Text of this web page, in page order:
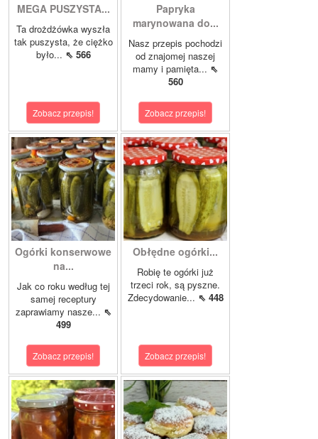
MEGA PUSZYSTA...
Ta drożdżówka wyszła
tak puszysta, że ciężko
było... ⇖ 566
Zobacz przepis!
Papryka
marynowana do...
Nasz przepis pochodzi
od znajomej naszej
mamy i pamięta... ⇖
560
Zobacz przepis!
Ogórki konserwowe
na...
Jak co roku według tej
samej receptury
zaprawiamy nasze... ⇖
499
Zobacz przepis!
Obłędne ogórki...
Robię te ogórki już
trzeci rok, są pyszne.
Zdecydowanie... ⇖ 448
Zobacz przepis!